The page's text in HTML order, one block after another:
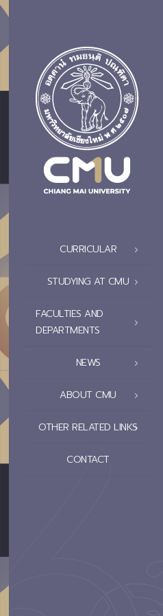
CURRICULAR
STUDYING AT CMU
FACULTIES AND
DEPARTMENTS
NEWS
ABOUT CMU
OTHER RELATED LINKS
CONTACT